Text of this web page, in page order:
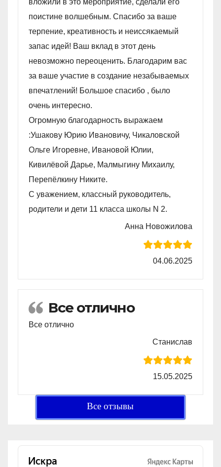
вложили в это мероприятие, сделали его
поистине волшебным. Спасибо за ваше
терпение, креативность и неиссякаемый
запас идей! Ваш вклад в этот день
невозможно переоценить. Благодарим вас
за ваше участие в создание незабываемых
впечатлений! Большое спасибо , было
очень интересно.
Огромную благодарность выражаем
:Ушакову Юрию Ивановичу, Чикаловской
Ольге Игоревне, Ивановой Юлии,
Кивилëвой Дарье, Малмыгину Михаилу,
Перепëлкину Никите.
С уважением, классный руководитель,
родители и дети 11 класса школы N 2.
Анна Новожилова
04.06.2025
Все отлично
Все отлично
Станислав
15.05.2025
Все отзывы